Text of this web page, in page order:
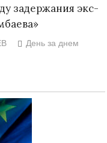
задержания экс-
День за днем